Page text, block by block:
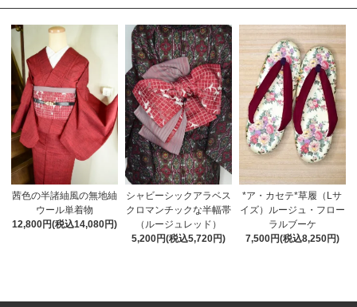
茜色の半諸紬風の無地紬
ウール単着物
12,800円(税込14,080円)
シャビーシックアラベス
クロマンチックな半幅帯
（ルージュレッド）
5,200円(税込5,720円)
*ア・カセテ*草履（Lサ
イズ）ルージュ・フロー
ラルブーケ
7,500円(税込8,250円)